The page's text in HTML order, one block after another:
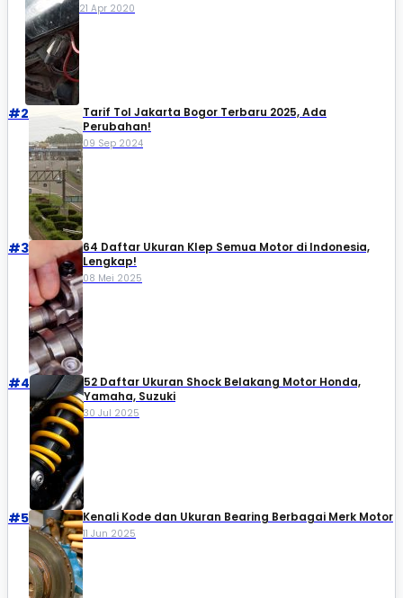
21 Apr 2020
#2
Tarif Tol Jakarta Bogor Terbaru 2025, Ada
Perubahan!
09 Sep 2024
#3
64 Daftar Ukuran Klep Semua Motor di Indonesia,
Lengkap!
08 Mei 2025
#4
52 Daftar Ukuran Shock Belakang Motor Honda,
Yamaha, Suzuki​
30 Jul 2025
#5 Kenali Kode dan Ukuran Bearing Berbagai Merk Motor
11 Jun 2025